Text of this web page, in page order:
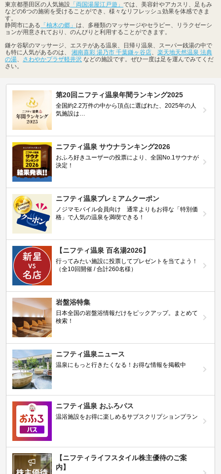
東京都墨田区の人気施設 「両国湯屋江戸遊」 では、美容針やアカスリ、足もみ
などの6つの施術を受けることができ、様々なリフレッシュ効果を体感できま
す。
静岡市にある 「柚木の郷」 は、多種類のマッサージやセラピー、リラクゼーシ
ョンが用意されており、のんびりと利用することができます。
鎌ケ谷駅のマッサージ、エステがある温泉、日帰り温泉、スーパー銭湯の中で
も特に人気があるのは、 湘南喜彩 湯乃市 千葉鎌ヶ谷店
楽天地天然温泉 法典
の湯
さわやかプラザ軽井沢 などの施設です。ぜひ一度は足を運んでみてくだ
さい。
第20回ニフティ温泉年間ランキング2025
全国約2.2万件の中から頂点に選ばれた、2025年の人
気施設は…
ニフティ温泉 サウナランキング2026
おふろ好きユーザーの投票により、全国No.1サウナが
決定！
ニフティ温泉プレミアムクーポン
ノジマモバイル会員向け 通常よりもお得な「特別価
格」で人気の温泉を満喫できる！
【ニフティ温泉 百名湯2026】
行ってみたい施設に投票してプレゼントを当てよう！
（全10回開催 / 合計260名様）
岩盤浴特集
日本全国の岩盤浴情報だけをピックアップ。まとめて
検索！
ニフティ温泉ニュース
温泉にもっと行きたくなる！お得な情報を掲載中
ニフティ温泉 おふろパス
温浴施設をお得に楽しめるサブスクリプションプラン
【ニフティライフスタイル株主優待のご案
内】